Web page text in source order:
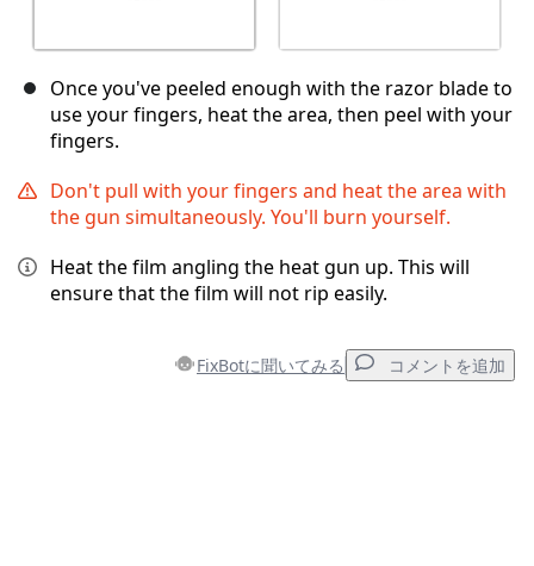
Once you've peeled enough with the razor blade to
use your fingers, heat the area, then peel with your
fingers.
Don't pull with your fingers and heat the area with
the gun simultaneously. You'll burn yourself.
Heat the film angling the heat gun up. This will
ensure that the film will not rip easily.
FixBotに聞いてみる コメントを追加